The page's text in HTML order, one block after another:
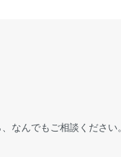
なんでもご相談ください。